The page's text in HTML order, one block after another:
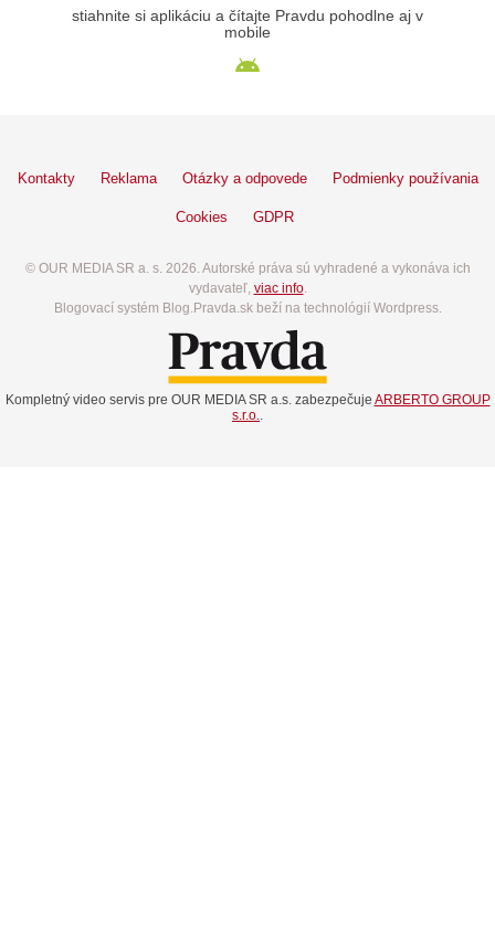
stiahnite si aplikáciu a čítajte Pravdu pohodlne aj v
mobile
Kontakty Reklama Otázky a odpovede Podmienky používania
Cookies GDPR
© OUR MEDIA SR a. s. 2026. Autorské práva sú vyhradené a vykonáva ich
vydavateľ, viac info.
Blogovací systém Blog.Pravda.sk beží na technológií Wordpress.
Kompletný video servis pre OUR MEDIA SR a.s. zabezpečuje ARBERTO GROUP
s.r.o..